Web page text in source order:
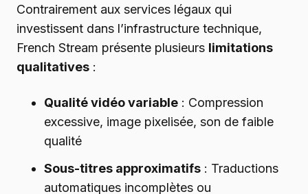
Contrairement aux services légaux qui
investissent dans l’infrastructure technique,
French Stream présente plusieurs limitations
qualitatives :
Qualité vidéo variable : Compression
excessive, image pixelisée, son de faible
qualité
Sous-titres approximatifs : Traductions
automatiques incomplètes ou